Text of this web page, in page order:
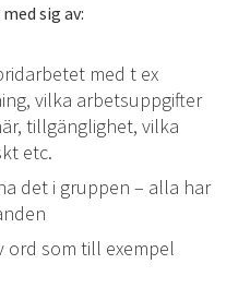
sig av:
med t ex
vilka arbetsuppgifter
tillgänglighet, vilka
etc.
det i gruppen – alla har
ord som till exempel